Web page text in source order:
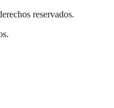
reservados.